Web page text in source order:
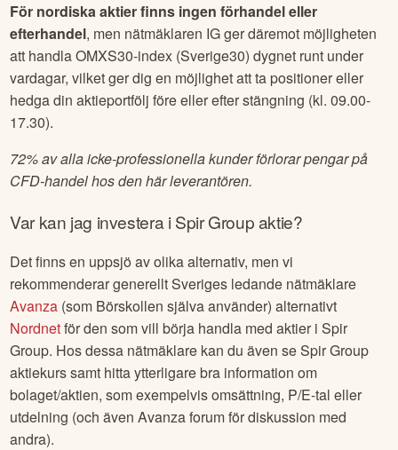
För nordiska aktier finns ingen förhandel eller
efterhandel, men nätmäklaren IG ger däremot möjligheten
att handla OMXS30-index (Sverige30) dygnet runt under
vardagar, vilket ger dig en möjlighet att ta positioner eller
hedga din aktieportfölj före eller efter stängning (kl. 09.00-
17.30).
72% av alla icke-professionella kunder förlorar pengar på
CFD-handel hos den här leverantören.
Var kan jag investera iSpir Groupaktie?
Det finns en uppsjö av olika alternativ, men vi
rekommenderar generellt Sveriges ledande nätmäklare
Avanza (som Börskollen själva använder) alternativt
Nordnetför den som vill börja handla med aktier iSpir
Group. Hos dessa nätmäklare kan du även seSpir Group
aktiekurs samt hitta ytterligare bra information om
bolaget/aktien, som exempelvis omsättning, P/E-tal eller
utdelning (och även Avanza forum för diskussion med
andra).